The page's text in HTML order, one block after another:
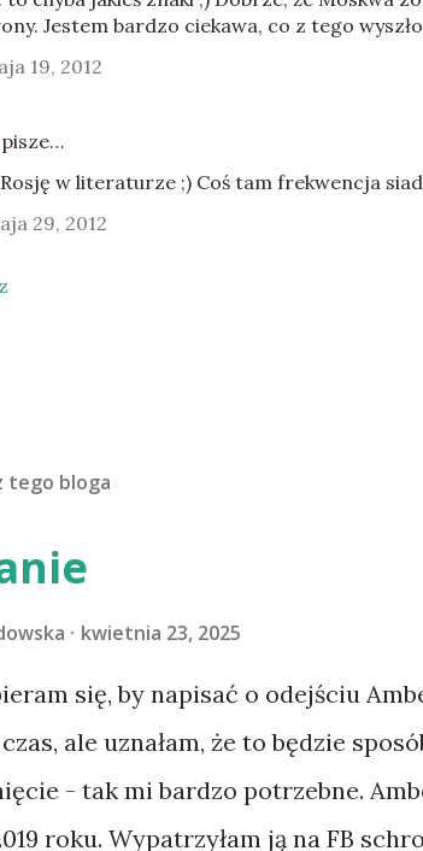
Jestem bardzo ciekawa, co z tego
19, 2012
pisze…
w literaturze ;) Coś tam frekwencja
29, 2012
tego bloga
kwietnia 23, 2025
się, by napisać o odejściu
ale uznałam, że to będzie
- tak mi bardzo potrzebne.
roku. Wypatrzyłam ją na FB